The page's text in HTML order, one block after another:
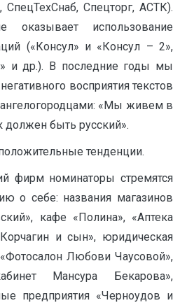
Спецторг, АСТК).
оказывает использование
(«Консул» и «Консул – 2»,
и др.). В последние годы мы
восприятия текстов
«Мы живем в
должен быть русский».
тенденции.
фирм номинаторы стремятся
о себе: названия магазинов
кафе «Полина», «Аптека
и сын», юридическая
Любови Чаусовой»,
Мансура Бекарова»,
предприятия «Черноудов и